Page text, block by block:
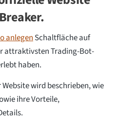
anlegenSchaltfläche auf
attraktivsten Trading-Bot-
haben.
wird beschrieben, wie
ihre Vorteile,